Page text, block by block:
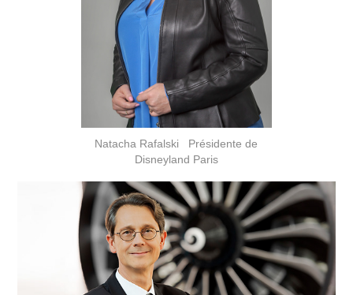
Natacha Rafalski Présidente de
Disneyland Paris